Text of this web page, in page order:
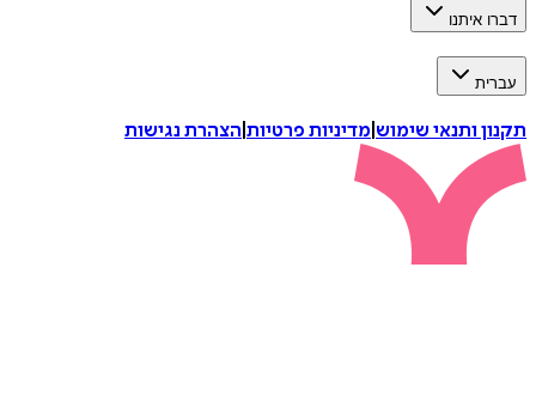
דברו איתנו
עברית
תקנון ותנאי שימוש מדיניות פרטיות הצהרת נגישות